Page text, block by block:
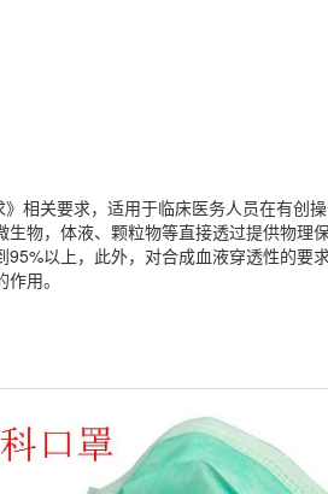
相关要求，适用于临床医务人员在有创
物，体液、颗粒物等直接透过提供物理
以上，此外，对合成血液穿透性的要
用。